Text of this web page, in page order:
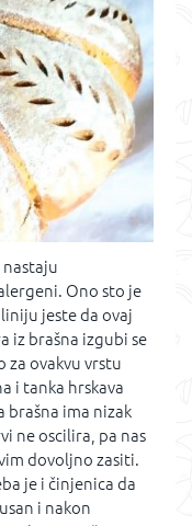
Ono sto je
jeste da ovaj
iz brašna izgubi se
ovakvu vrstu
i tanka hrskava
brašna ima nizak
ne oscilira, pa nas
dovoljno zasiti.
je i činjenica da
i nakon